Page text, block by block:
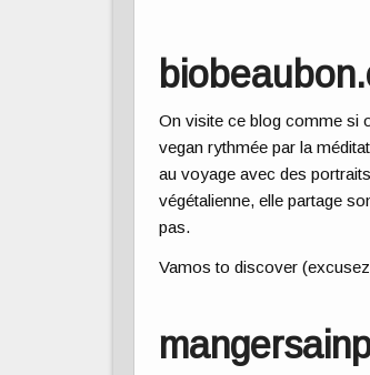
On visite ce blog comme si
vegan rythmée par la
au voyage avec des
végétalienne, elle partage
pas.
Vamos to discover